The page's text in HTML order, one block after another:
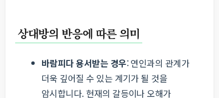
상대방의 반응에 따른 의미
바람피다 용서받는 경우: 연인과의 관계가
더욱 깊어질 수 있는 계기가 될 것을
암시합니다. 현재의 갈등이나 오해가